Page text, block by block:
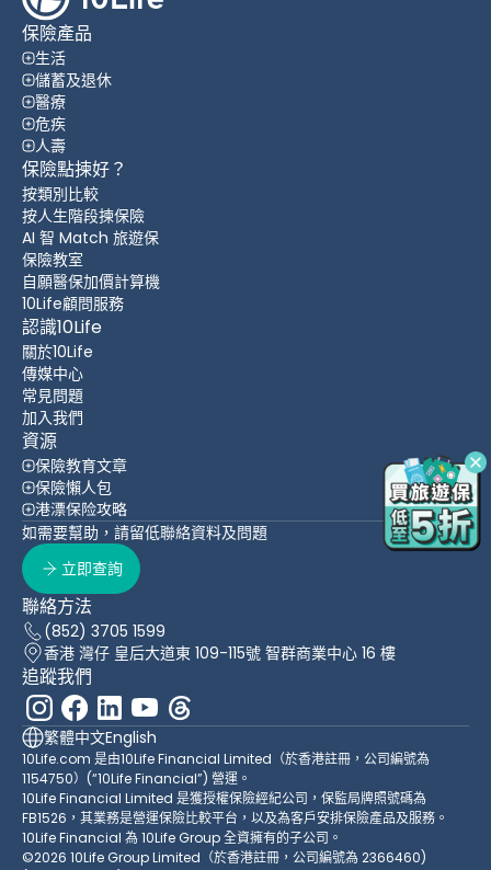
保險產品
生活
儲蓄及退休
醫療
危疾
人壽
保險點揀好？
按類別比較
按人生階段揀保險
AI 智 Match 旅遊保
保險教室
自願醫保加價計算機
10Life顧問服務
認識10Life
關於10Life
傳媒中心
常見問題
加入我們
資源
保險教育文章
保險懶人包
港漂保险攻略
如需要幫助，請留低聯絡資料及問題
立即查詢
聯絡方法
(852) 3705 1599
香港 灣仔 皇后大道東 109-115號 智群商業中心 16 樓
追蹤我們
繁體中文English
10Life.com 是由10Life Financial Limited（於香港註冊，公司編號為
1154750）(“10Life Financial”) 營運。
10Life Financial Limited 是獲授權保險經紀公司，保監局牌照號碼為
FB1526，其業務是營運保險比較平台，以及為客戶安排保險產品及服務。
10Life Financial 為 10Life Group 全資擁有的子公司。
©2026 10Life Group Limited（於香港註冊，公司編號為 2366460)